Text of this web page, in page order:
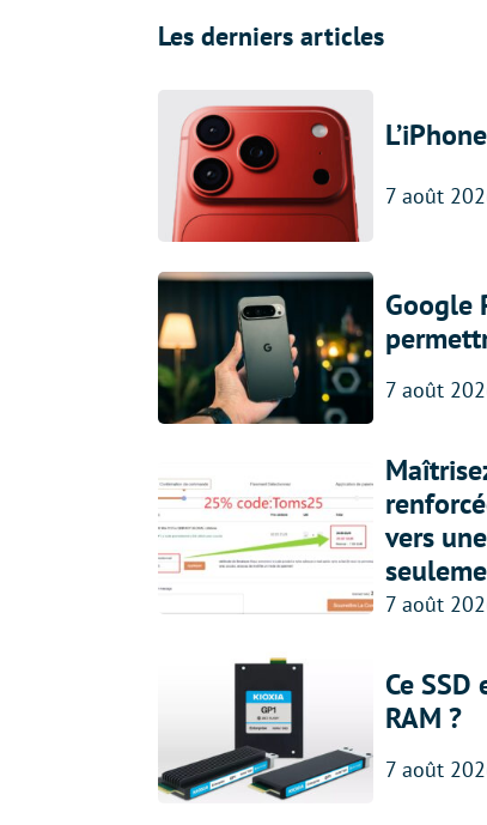
Les derniers articles
7 août
Google
7 août
vers
7 août
Ce
RAM ?
7 août